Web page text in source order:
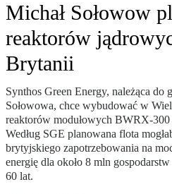
Michał Sołowow
reaktorów
Brytanii
Synthos Green Energy, należąca do
Sołowowa, chce wybudować w
reaktorów modułowych BWRX-
Według SGE planowana flota
brytyjskiego zapotrzebowania na
energię dla około 8 mln
60 lat.